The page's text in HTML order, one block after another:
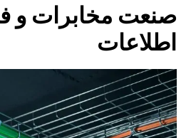
صنعت مخابرات و
اطلاعات